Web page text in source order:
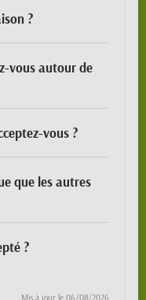
?
vous autour de
vous ?
que les autres
?